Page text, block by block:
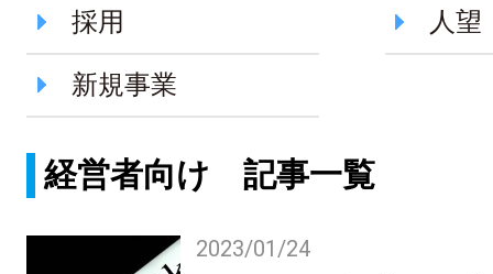
採用 人望
新規事業
経営者向け 記事一覧
2023/01/24